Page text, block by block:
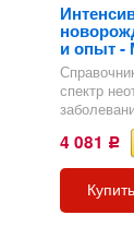
и опыт -
спектр
4 081 Р